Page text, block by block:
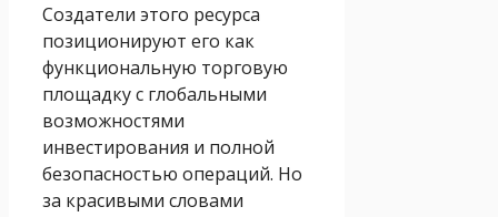
Создатели этого ресурса
позиционируют его как
функциональную торговую
площадку с глобальными
возможностями
инвестирования и полной
безопасностью операций. Но
за красивыми словами